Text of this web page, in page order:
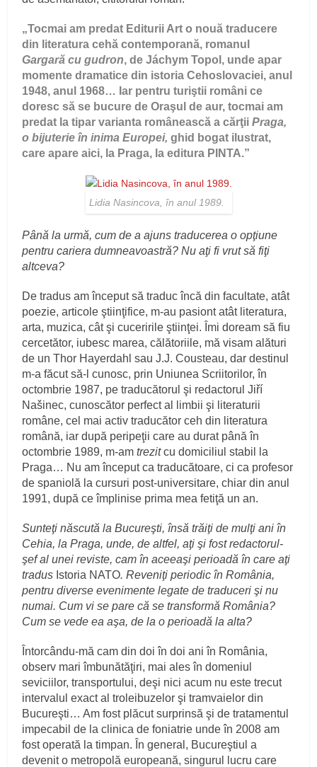
„Tocmai am predat Editurii Art o nouă traducere
din literatura cehă contemporană, romanul
Gargară cu gudron, de Jáchym Topol, unde apar
momente dramatice din istoria Cehoslovaciei, anul
1948, anul 1968… Iar pentru turiştii români ce
doresc să se bucure de Oraşul de aur, tocmai am
predat la tipar varianta românească a cărţiiPraga,
o bijuterie în inima Europei, ghid bogat ilustrat,
care apare aici, la Praga, la editura PINTA.”
Lidia Nasincova, în anul 1989.
Până la urmă, cum de a ajuns traducerea o opţiune
pentru cariera dumneavoastră? Nu aţi fi vrut să fiţi
altceva?
De tradus am început să traduc încă din facultate, atât
poezie, articole ştiinţifice, m-au pasiont atât literatura,
arta, muzica, cât şi cuceririle ştiinţei. Îmi doream să fiu
cercetător, iubesc marea, călătoriile, mă visam alături
de un Thor Hayerdahl sau J.J. Cousteau, dar destinul
m-a făcut să-l cunosc, prin Uniunea Scriitorilor, în
octombrie 1987, pe traducătorul şi redactorul Jiří
Našinec, cunoscător perfect al limbii şi literaturii
române, cel mai activ traducător ceh din literatura
română, iar după peripeţii care au durat până în
octombrie 1989, m-amtrezitcu domiciliul stabil la
Praga… Nu am început ca traducătoare, ci ca profesor
de spaniolă la cursuri post-universitare, chiar din anul
1991, după ce împlinise prima mea fetiţă un an.
Sunteţi născută la Bucureşti, însă trăiţi de mulţi ani în
Cehia, la Praga, unde, de altfel, aţi şi fost redactorul-
şef al unei reviste, cam în aceeaşi perioadă în care aţi
tradus Istoria NATO. Reveniţi periodic în România,
pentru diverse evenimente legate de traduceri şi nu
numai. Cum vi se pare că se transformă România?
Cum se vede ea aşa, de la o perioadă la alta?
Întorcându-mă cam din doi în doi ani în România,
observ mari îmbunătăţiri, mai ales în domeniul
seviciilor, transportului, deşi nici acum nu este trecut
intervalul exact al troleibuzelor şi tramvaielor din
Bucureşti… Am fost plăcut surprinsă şi de tratamentul
impecabil de la clinica de foniatrie unde în 2008 am
fost operată la timpan. În general, Bucureştiul a
devenit o metropolă europeană, singurul lucru care